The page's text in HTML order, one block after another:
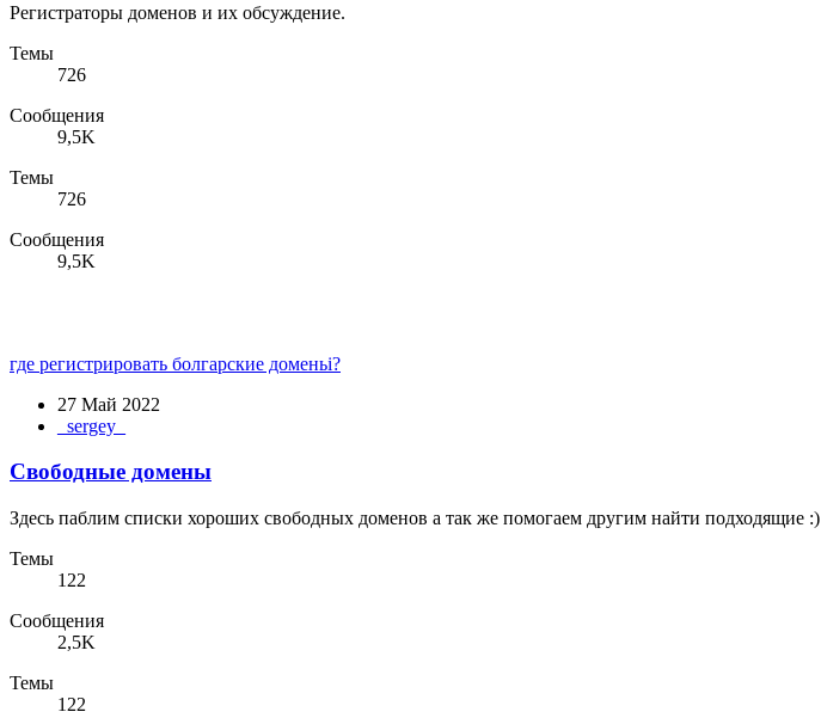
Регистраторы доменов и их обсуждение.
Темы
726
Сообщения
9,5K
Темы
726
Сообщения
9,5K
где регистрировать болгарские доменьі?
27 Май 2022
_sergey_
Свободные домены
Здесь паблим списки хороших свободных доменов а так же помогаем другим найти подходящие :)
Темы
122
Сообщения
2,5K
Темы
122